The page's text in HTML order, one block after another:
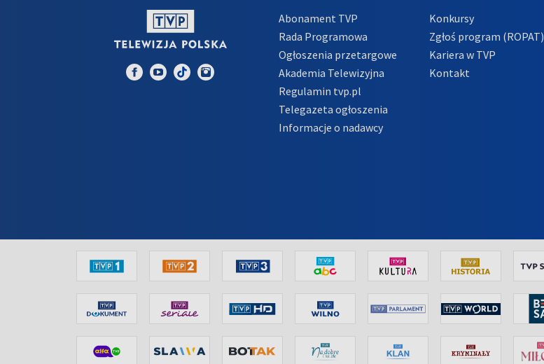
Abonament TVP
Rada Programowa
Ogłoszenia przetargowe
Akademia Telewizyjna
Regulamin tvp.pl
Telegazeta ogłoszenia
Informacje o nadawcy
Konkursy
Zgłoś program (ROPAT)
Kariera w TVP
Kontakt